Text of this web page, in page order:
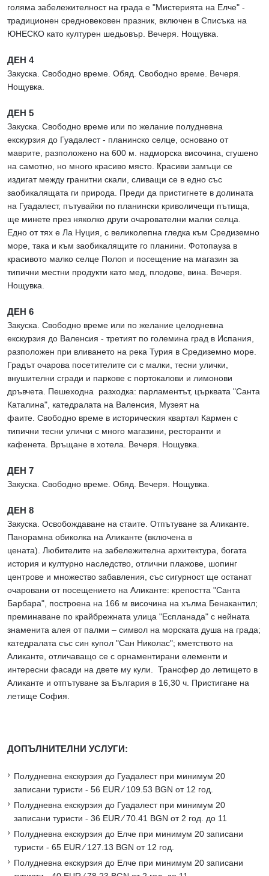
голяма забележителност на града е "Мистерията на Елче" -
традиционен средновековен празник, включен в Списъка на
ЮНЕСКО като културен шедьовър. Вечеря. Нощувка.
ДЕН 4
Закуска. Свободно време. Обяд. Свободно време. Вечеря.
Нощувка.
ДЕН 5
Закуска. Свободно време или по желание полудневна
екскурзия до Гуадалест - планинско селце, основано от
маврите, разположено на 600 м. надморска височина, сгушено
на самотно, но много красиво място. Красиви замъци се
издигат между гранитни скали, сливащи се в едно със
заобикалящата ги природа. Преди да пристигнете в долината
на Гуадалест, пътувайки по планински криволичещи пътища,
ще минете през няколко други очарователни малки селца.
Едно от тях е Ла Нуция, с великолепна гледка към Средиземно
море, така и към заобикалящите го планини. Фотопауза в
красивото малко селце Полоп и посещение на магазин за
типични местни продукти като мед, плодове, вина. Вечеря.
Нощувка.
ДЕН 6
Закуска. Свободно време или по желание целодневна
екскурзия до Валенсия - третият по големина град в Испания,
разположен при вливането на река Турия в Средиземно море.
Градът очарова посетителите си с малки, тесни улички,
внушителни сгради и паркове с портокалови и лимонови
дръвчета. Пешеходна разходка: парламентът, църквата "Санта
Каталина", катедралата на Валенсия, Музеят на
фаите. Свободно време в историческия квартал Кармен с
типични тесни улички с много магазини, ресторанти и
кафенета. Връщане в хотела. Вечеря. Нощувка.
ДЕН 7
Закуска. Свободно време. Обяд. Вечеря. Нощувка.
ДЕН 8
Закуска. Освобождаване на стаите. Отпътуване за Аликанте.
Панорамна обиколка на Аликанте (включена в
цената). Любителите на забележителна архитектура, богата
история и културно наследство, отлични плажове, шопинг
центрове и множество забавления, със сигурност ще останат
очаровани от посещението на Аликанте: крепостта "Санта
Барбара", построена на 166 м височина на хълма Бенакантил;
преминаване по крайбрежната улица "Еспланада" с нейната
знаменита алея от палми – символ на морската душа на града;
катедралата със син купол "Сан Николас"; кметството на
Аликанте, отличаващо се с орнаментирани елементи и
интересни фасади на двете му кули. Трансфер до летището в
Аликанте и отпътуване за България в 16,30 ч. Пристигане на
летище София.
ДОПЪЛНИТЕЛНИ УСЛУГИ:
Полудневна екскурзия до Гуадалест при минимум 20
записани туристи - 56 EUR ∕ 109.53 BGN от 12 год.
Полудневна екскурзия до Гуадалест при минимум 20
записани туристи - 36 EUR ∕ 70.41 BGN от 2 год. до 11
Полудневна екскурзия до Елче при минимум 20 записани
туристи - 65 EUR ∕ 127.13 BGN от 12 год.
Полудневна екскурзия до Елче при минимум 20 записани